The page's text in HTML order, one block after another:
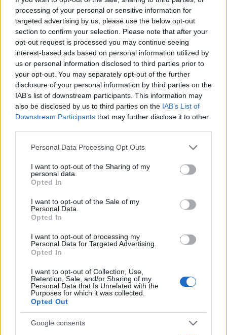
processing of your personal or sensitive information for
targeted advertising by us, please use the below opt-out
section to confirm your selection. Please note that after your
opt-out request is processed you may continue seeing
interest-based ads based on personal information utilized by
us or personal information disclosed to third parties prior to
your opt-out. You may separately opt-out of the further
disclosure of your personal information by third parties on the
IAB’s list of downstream participants. This information may
also be disclosed by us to third parties on the IAB’s List of
Downstream Participants that may further disclose it to other
Please note that this website/app uses one or more Google
not limited to your visit or usage behaviour. You may click to
grant or deny consent to Google and its third-party tags to
use your data for below specified purposes in below Google
consent section.
Personal Data Processing Opt Outs
I want to opt-out of the Sharing of my
personal data.
Opted In
I want to opt-out of the Sale of my
Personal Data.
Opted In
I want to opt-out of processing my
Personal Data for Targeted Advertising.
Opted In
I want to opt-out of Collection, Use,
Retention, Sale, and/or Sharing of my
Personal Data that Is Unrelated with the
Purposes for which it was collected.
Opted Out
Google consents
Notizie in tempo reale?
Entra nel canale telegram di
GalluraOggi.it
Ricevi le nostre ultime news
daGoogle News
Condividi l'articolo
F
a
ce
b
o
o
k
T
w
te
r
Pi
n
re
W
s
p
p
S
re
Prossimo articolo
NOTIZIE RECENTI
Pausa caffè impeccabile: come scegliere la
soluzione ideale per la casa e l’ufficio